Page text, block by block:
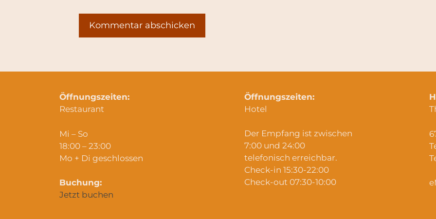
Öffnungszeiten:
Restaurant
Mi – So
18:00 – 23:00
Mo + Di geschlossen
Buchung:
Jetzt buchen
Öffnungszeiten:
Hotel
Der Empfang ist zwischen
7:00 und 24:00
telefonisch erreichbar.
Check-in 15:30-22:00
Check-out 07:30-10:00